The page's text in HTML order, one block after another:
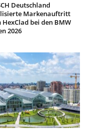
Deutschland
Markenauftritt
HexClad bei den BMW
2026